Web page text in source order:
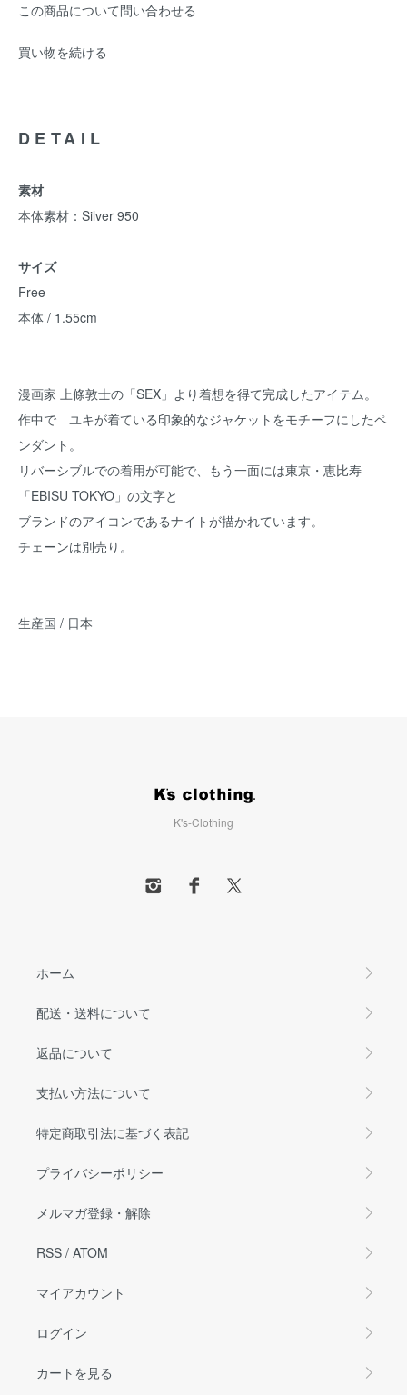
この商品について問い合わせる
買い物を続ける
DETAIL
素材
本体素材：Silver 950
サイズ
Free
本体 / 1.55cm
漫画家 上條敦士の「SEX」より着想を得て完成したアイテム。
作中で ユキが着ている印象的なジャケットをモチーフにしたペ
ンダント。
リバーシブルでの着用が可能で、もう一面には東京・恵比寿
「EBISU TOKYO」の文字と
ブランドのアイコンであるナイトが描かれています。
チェーンは別売り。
生産国 / 日本
K's-Clothing
ホーム
配送・送料について
返品について
支払い方法について
特定商取引法に基づく表記
プライバシーポリシー
メルマガ登録・解除
RSS / ATOM
マイアカウント
ログイン
カートを見る